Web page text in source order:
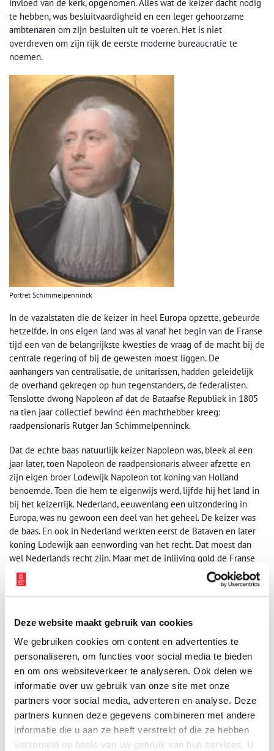
Deze website maakt gebruik van cookies
We gebruiken cookies om content en advertenties te
personaliseren, om functies voor social media te bieden
en om ons websiteverkeer te analyseren. Ook delen we
informatie over uw gebruik van onze site met onze
partners voor social media, adverteren en analyse. Deze
partners kunnen deze gegevens combineren met andere
informatie die u aan ze heeft verstrekt of die ze hebben
verzameld op basis van uw gebruik van hun services. U
invloed van de kerk, opgenomen. Alles wat de keizer dacht nodig
te hebben, was besluitvaardigheid en een leger gehoorzame
ambtenaren om zijn besluiten uit te voeren. Het is niet
overdreven om zijn rijk de eerste moderne bureaucratie te
noemen.
Portret Schimmelpenninck
In de vazalstaten die de keizer in heel Europa opzette, gebeurde
hetzelfde. In ons eigen land was al vanaf het begin van de Franse
tijd een van de belangrijkste kwesties de vraag of de macht bij de
centrale regering of bij de gewesten moest liggen. De
aanhangers van centralisatie, de unitarissen, hadden geleidelijk
de overhand gekregen op hun tegenstanders, de federalisten.
Tenslotte dwong Napoleon af dat de Bataafse Republiek in 1805
na tien jaar collectief bewind één machthebber kreeg:
raadpensionaris Rutger Jan Schimmelpenninck.
Dat de echte baas natuurlijk keizer Napoleon was, bleek al een
jaar later, toen Napoleon de raadpensionaris alweer afzette en
zijn eigen broer Lodewijk Napoleon tot koning van Holland
benoemde. Toen die hem te eigenwijs werd, lijfde hij het land in
bij het keizerrijk. Nederland, eeuwenlang een uitzondering in
Europa, was nu gewoon een deel van het geheel. De keizer was
de baas. En ook in Nederland werkten eerst de Bataven en later
koning Lodewijk aan eenwording van het recht. Dat moest dan
wel Nederlands recht zijn. Maar met de inlijving gold de Franse
Code Napoléon ook voor Nederland.
Op lokaal niveau was het van hetzelfde laken een pak. Van
bestuurd. In 1807 kregen gemeenten een eenhoofdig gezag
onder leiding van één burgemeester. Departementen kwamen
onder leiding van een landdrost. De hele bestuursstructuur was
afgekeken van die in Frankrijk, al werden nu nog wel
Nederlandse namen gebruikt. Na de inlijving werden ook de
namen van de functionarissen aan de Franse situatie aangepast:
de burgemeester werd maire, de landdrost werd préfet.